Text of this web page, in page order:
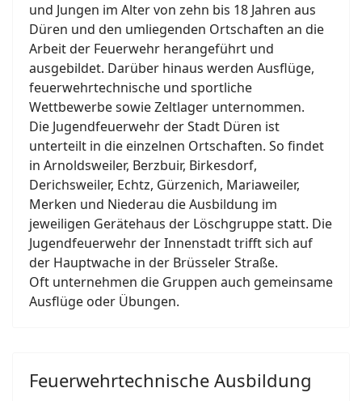
und Jungen im Alter von zehn bis 18 Jahren aus
Düren und den umliegenden Ortschaften an die
Arbeit der Feuerwehr herangeführt und
ausgebildet. Darüber hinaus werden Ausflüge,
feuerwehrtechnische und sportliche
Wettbewerbe sowie Zeltlager unternommen.
Die Jugendfeuerwehr der Stadt Düren ist
unterteilt in die einzelnen Ortschaften. So findet
in Arnoldsweiler, Berzbuir, Birkesdorf,
Derichsweiler, Echtz, Gürzenich, Mariaweiler,
Merken und Niederau die Ausbildung im
jeweiligen Gerätehaus der Löschgruppe statt. Die
Jugendfeuerwehr der Innenstadt trifft sich auf
der Hauptwache in der Brüsseler Straße.
Oft unternehmen die Gruppen auch gemeinsame
Ausflüge oder Übungen.
Feuerwehrtechnische Ausbildung